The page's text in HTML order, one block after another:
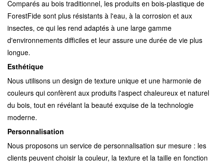
Comparés au bois traditionnel, les produits en bois-plastique de
ForestFide sont plus résistants à l'eau, à la corrosion et aux
insectes, ce qui les rend adaptés à une large gamme
d'environnements difficiles et leur assure une durée de vie plus
longue.
Esthétique
Nous utilisons un design de texture unique et une harmonie de
couleurs qui confèrent aux produits l'aspect chaleureux et naturel
du bois, tout en révélant la beauté exquise de la technologie
moderne.
Personnalisation
Nous proposons un service de personnalisation sur mesure : les
clients peuvent choisir la couleur, la texture et la taille en fonction